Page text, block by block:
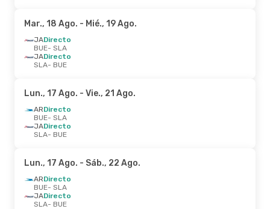
Mar., 18 Ago. - Mié., 19 Ago.
JADirecto
BUE- SLA
JADirecto
SLA- BUE
Lun., 17 Ago. - Vie., 21 Ago.
ARDirecto
BUE- SLA
JADirecto
SLA- BUE
Lun., 17 Ago. - Sáb., 22 Ago.
ARDirecto
BUE- SLA
JADirecto
SLA- BUE